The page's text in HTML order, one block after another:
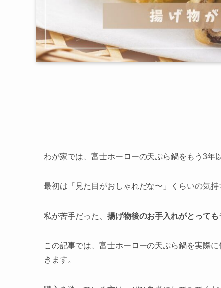
わが家では、富士ホーローの天ぷら鍋をもう3年
最初は「見た目がおしゃれだな〜」くらいの気
私が苦手だった、 揚げ物後のお手入れがとっても
この記事では、富士ホーローの天ぷら鍋を実際
きます。